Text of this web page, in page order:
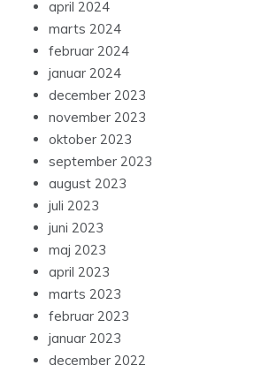
april 2024
marts 2024
februar 2024
januar 2024
december 2023
november 2023
oktober 2023
september 2023
august 2023
juli 2023
juni 2023
maj 2023
april 2023
marts 2023
februar 2023
januar 2023
december 2022